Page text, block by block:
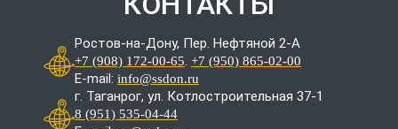
Ростов-на-Дону, Пер. Нефтяной 2-А
+7 (908) 172-00-65. +7 (950) 865-02-00
E-mail: info@ssdon.ru
г. Таганрог, ул. Котлостроительная 37-1
8 (951) 535-04-44